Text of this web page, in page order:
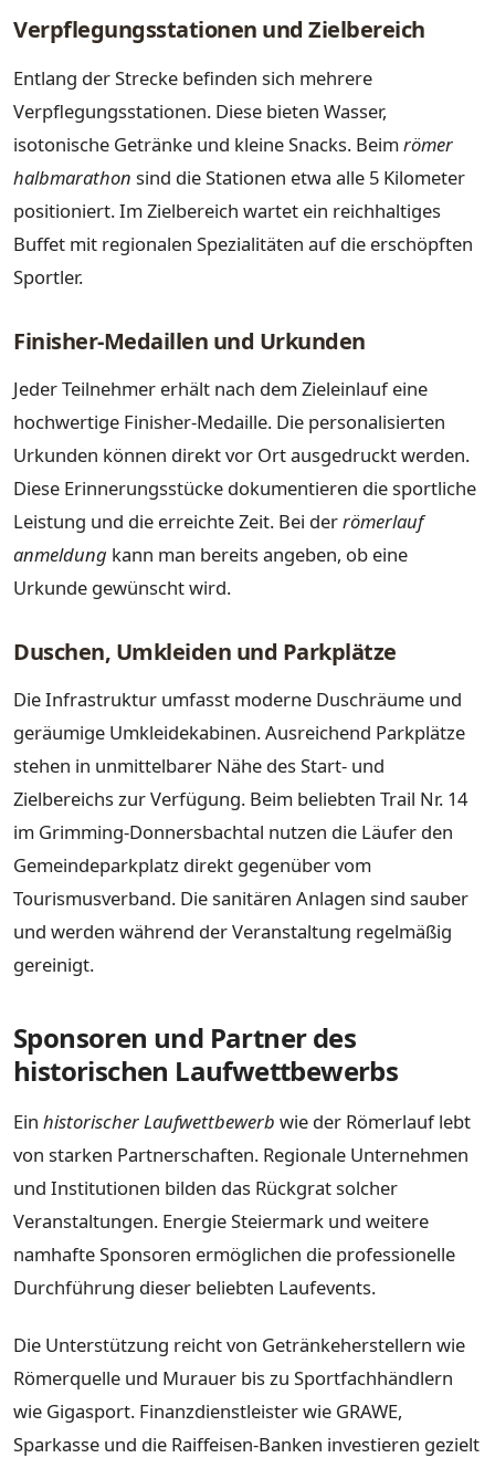
Verpflegungsstationen und Zielbereich
Entlang der Strecke befinden sich mehrere
Verpflegungsstationen. Diese bieten Wasser,
isotonische Getränke und kleine Snacks. Beimrömer
halbmarathon sind die Stationen etwa alle 5 Kilometer
positioniert. Im Zielbereich wartet ein reichhaltiges
Buffet mit regionalen Spezialitäten auf die erschöpften
Sportler.
Finisher-Medaillen und Urkunden
Jeder Teilnehmer erhält nach dem Zieleinlauf eine
hochwertige Finisher-Medaille. Die personalisierten
Urkunden können direkt vor Ort ausgedruckt werden.
Diese Erinnerungsstücke dokumentieren die sportliche
Leistung und die erreichte Zeit. Bei derrömerlauf
anmeldung kann man bereits angeben, ob eine
Urkunde gewünscht wird.
Duschen, Umkleiden und Parkplätze
Die Infrastruktur umfasst moderne Duschräume und
geräumige Umkleidekabinen. Ausreichend Parkplätze
stehen in unmittelbarer Nähe des Start- und
Zielbereichs zur Verfügung. Beim beliebten Trail Nr. 14
im Grimming-Donnersbachtal nutzen die Läufer den
Gemeindeparkplatz direkt gegenüber vom
Tourismusverband. Die sanitären Anlagen sind sauber
und werden während der Veranstaltung regelmäßig
gereinigt.
Sponsoren und Partner des
historischen Laufwettbewerbs
Ein historischer Laufwettbewerb wie der Römerlauf lebt
von starken Partnerschaften. Regionale Unternehmen
und Institutionen bilden das Rückgrat solcher
Veranstaltungen. Energie Steiermark und weitere
namhafte Sponsoren ermöglichen die professionelle
Durchführung dieser beliebten Laufevents.
Die Unterstützung reicht von Getränkeherstellern wie
Römerquelle und Murauer bis zu Sportfachhändlern
wie Gigasport. Finanzdienstleister wie GRAWE,
Sparkasse und die Raiffeisen-Banken investieren gezielt